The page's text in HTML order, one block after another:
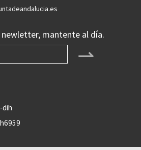
mantente al día.
⇀
dih